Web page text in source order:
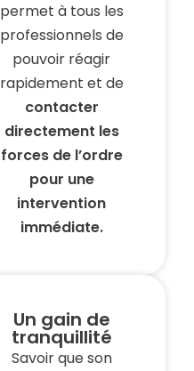
permet à tous les
professionnels de
pouvoir réagir
rapidement et de
contacter
directement les
forces de l’ordre
pour une
intervention
immédiate.
Un gain de
tranquillité
Savoir que son